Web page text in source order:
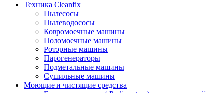
Техника Cleanfix
Пылесосы
Пылеводососы
Ковромоечные машины
Поломоечные машины
Роторные машины
Парогенераторы
Подметальные машины
Сушильные машины
Моющие и чистящие средства